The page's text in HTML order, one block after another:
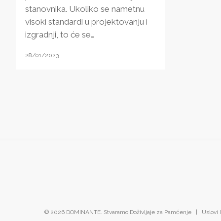
stanovnika. Ukoliko se nametnu
visoki standardi u projektovanju i
izgradnji, to će se…
28/01/2023
© 2026 DOMINANTE. Stvaramo Doživljaje za Pamćenje | Uslovi